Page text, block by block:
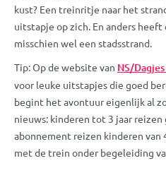
kust? Een treinritje naar het
uitstapje op zich. En anders
misschien wel een stadsstrand.
Tip: Op de website van NS/
voor leuke uitstapjes die goed
begint het avontuur eigenlijk al
nieuws: kinderen tot 3 jaar
abonnement reizen kinderen van
met de trein onder begeleiding